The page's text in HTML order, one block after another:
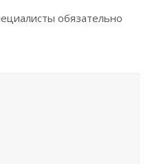
обязательно